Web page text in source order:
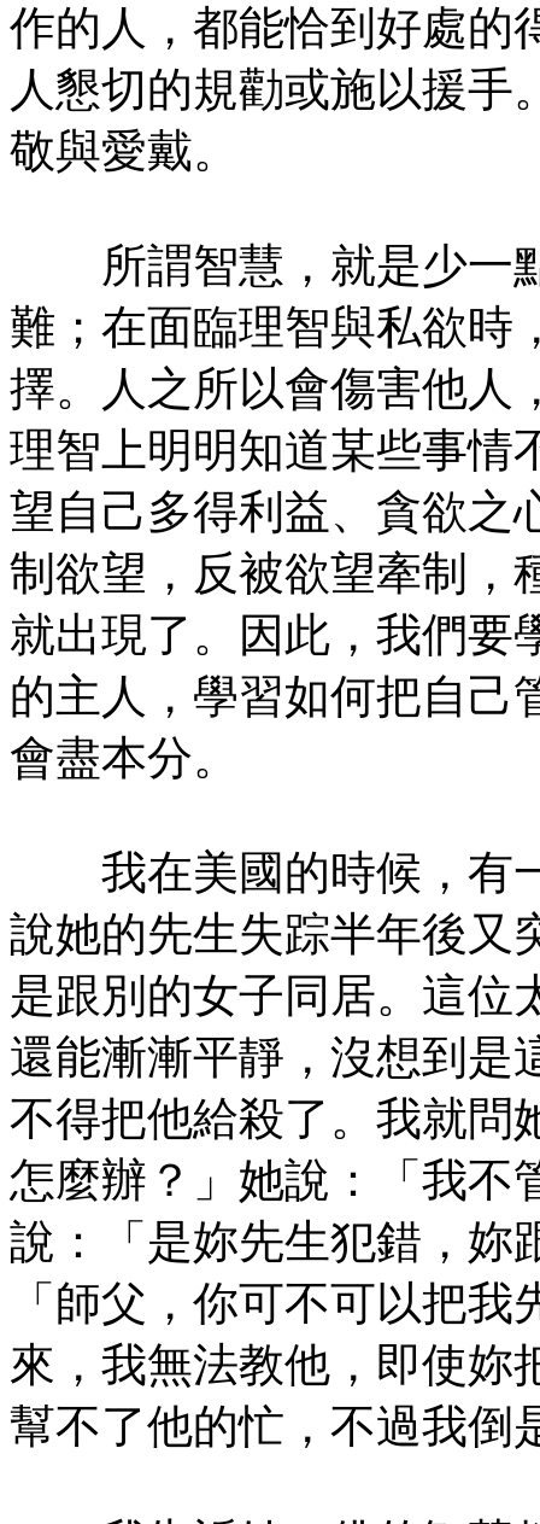
作的人，都能恰到好處的
人懇切的規勸或施以援手
敬與愛戴。
所謂智慧，就是少一
難；在面臨理智與私欲時
擇。人之所以會傷害他人
理智上明明知道某些事情
望自己多得利益、貪欲之
制欲望，反被欲望牽制，
就出現了。因此，我們要
的主人，學習如何把自己
會盡本分。
我在美國的時候，有
說她的先生失踪半年後又
是跟別的女子同居。這位
還能漸漸平靜，沒想到是
不得把他給殺了。我就問
怎麼辦？」她說：「我不
說：「是妳先生犯錯，妳
「師父，你可不可以把
來，我無法教他，即使妳
幫不了他的忙，不過我倒